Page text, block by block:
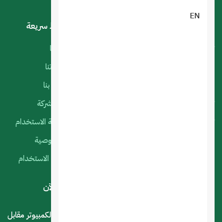
EN
روابط سريعة
أعمالنا
منتجاتنا
اتصل بنا
عن الشركة
سياسة الاستخدام
الخصوصية
شروط الاستخدام
لديك استفسار أو اقتراح؟ .. اتصل بنا الآن
المملكة العربية السعودية - الرياض - حي العليا سوق الكمبيوتر مقابل